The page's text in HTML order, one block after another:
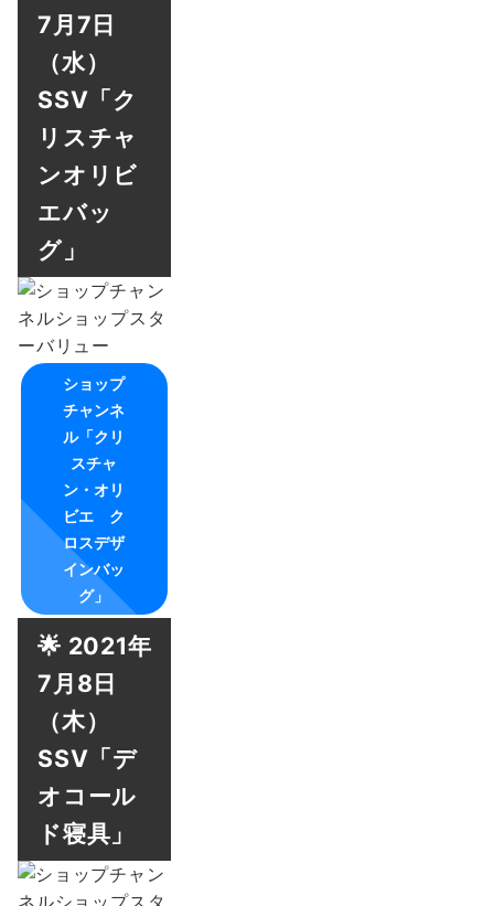
7月7日
（水）
SSV「ク
リスチャ
ンオリビ
エバッ
グ」
ショップ
チャンネ
ル「クリ
スチャ
ン・オリ
ビエ ク
ロスデザ
インバッ
グ」
🌟 2021年
7月8日
（木）
SSV「デ
オコール
ド寝具」